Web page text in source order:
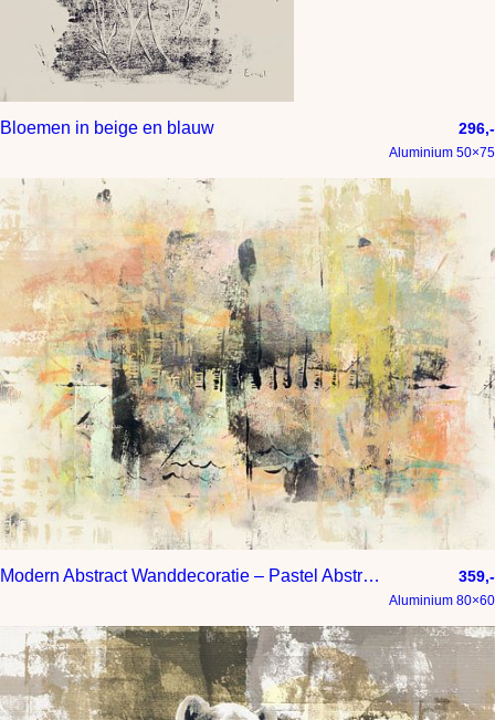
Bloemen in beige en blauw 296,-
Aluminium 50×75
Modern Abstract Wanddecoratie – Pastel Abstract Schilderij 359,-
Aluminium 80×60